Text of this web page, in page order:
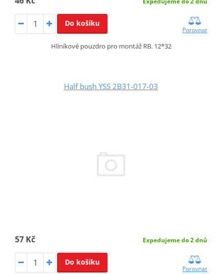
Do košíku
Porovnat
Hliníkové pouzdro pro montáž RB. 12*32
Half bush YSS 2B31-017-03
57 Kč Expedujeme do 2 dnů
Do košíku
Porovnat